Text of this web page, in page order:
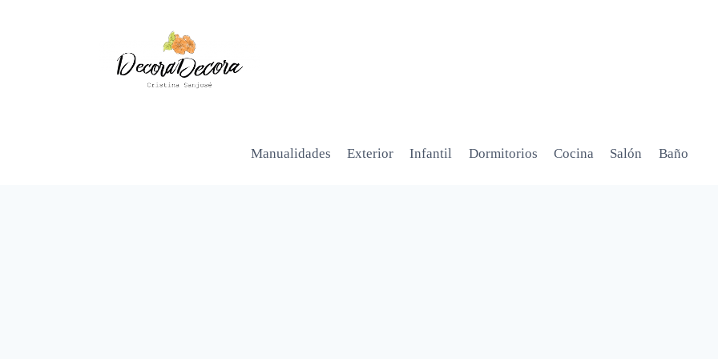
Manualidades Exterior Infantil Dormitorios Cocina Salón Baño